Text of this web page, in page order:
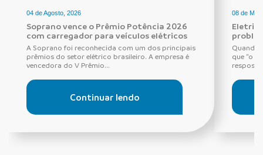
04 de Agosto, 2026
Soprano vence o Prêmio Potência 2026
com carregador para veículos elétricos
A Soprano foi reconhecida com um dos principais
prêmios do setor elétrico brasileiro. A empresa é
vencedora do V Prêmio...
Continuar lendo
08 de
Quando
que “o
resposta